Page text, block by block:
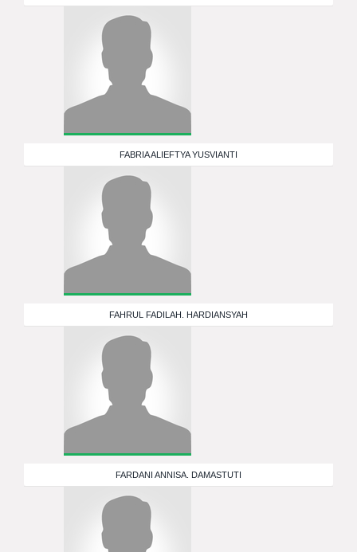
FABRIA ALIEFTYA YUSVIANTI
FAHRUL FADILAH. HARDIANSYAH
FARDANI ANNISA. DAMASTUTI